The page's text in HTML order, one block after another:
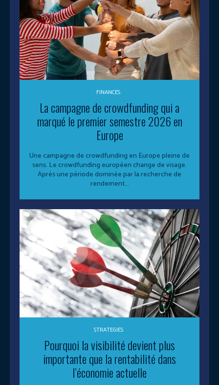
FINANCES
La campagne de crowdfunding qui a
marqué le premier semestre 2026 en
Europe
Une campagne de crowdfunding en Europe pleine de
sens. Le crowdfunding européen change de visage.
Après une période dominée par la recherche de
rendement...
STRATEGIES
Pourquoi la visibilité devient plus
importante que la rentabilité dans
l’économie actuelle